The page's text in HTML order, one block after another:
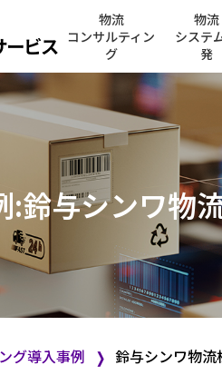
物流
コンサルティン
グ
物流
システ
発
:鈴与シンワ物
グ導入事例 ❭ 鈴与シンワ物